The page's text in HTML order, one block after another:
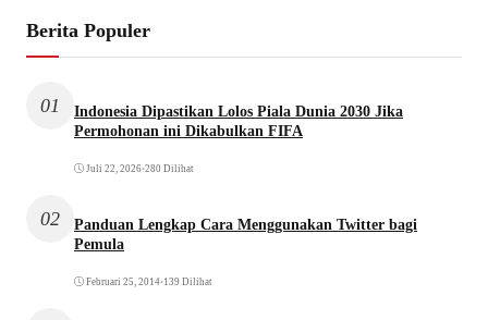
Berita Populer
01
Indonesia Dipastikan Lolos Piala Dunia 2030 Jika
Permohonan ini Dikabulkan FIFA
Juli 22, 2026•280 Dilihat
02
Panduan Lengkap Cara Menggunakan Twitter bagi
Pemula
Februari 25, 2014•139 Dilihat